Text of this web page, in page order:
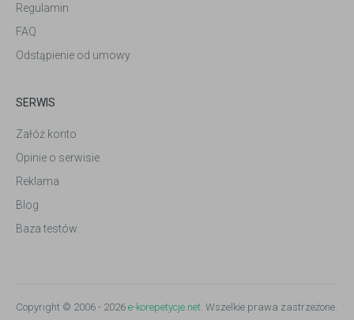
Regulamin
FAQ
Odstąpienie od umowy
SERWIS
Załóż konto
Opinie o serwisie
Reklama
Blog
Baza testów
Copyright © 2006 - 2026 e-korepetycje.net. Wszelkie prawa zastrzeżone.